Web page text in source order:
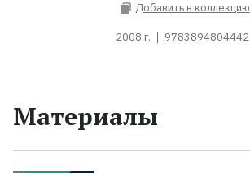
Добавить в коллекцию
2008 г. 9783894804442
Материалы